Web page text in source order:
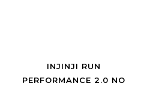
INJINJI RUN
PERFORMANCE 2.0 NO